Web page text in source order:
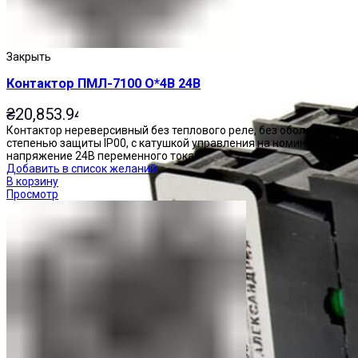
Закрыть
Контактор ПМЛ-7100 О*4В 24В
₴20,853.94
Контактор нереверсивный без теплового реле, без оболочки, со
степенью защиты IP00, с катушкой управления на номинальное
напряжение 24В переменного тока.
Добавить в список желаний
В корзину
Просмотр